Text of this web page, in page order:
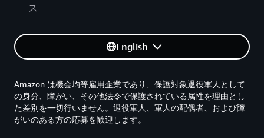
ス
English
Amazon は機会均等雇用企業であり、保護対象退役軍人として
の身分、障がい、その他法令で保護されている属性を理由とし
た差別を一切行いません。退役軍人、軍人の配偶者、および障
がいのある方の応募を歓迎します。